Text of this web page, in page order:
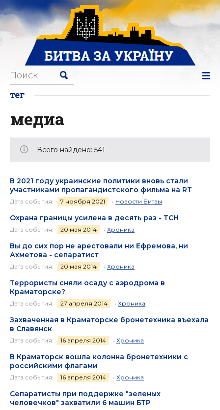
тег
медиа
Всего найдено: 541
В 2021 году украинские политики вновь стали
участниками пропагандистского фильма на RT
Дата события: 7 ноября 2021 • Новости Битвы
Охрана границы усилена в десять раз - ТСН
Дата события: 20 мая 2014 • Хроника
Вы до сих пор не арестовали ни Ефремова, ни
Ахметова - сепаратист
Дата события: 20 мая 2014 • Хроника
Террористы сняли осаду с аэродрома в
Краматорске?
Дата события: 27 апреля 2014 • Хроника
Захваченная в Краматорске бронетехника въехала
в Славянск
Дата события: 16 апреля 2014 • Хроника
В Краматорск вошла колонна бронетехники с
российскими флагами
Дата события: 16 апреля 2014 • Хроника
Сепаратисты при поддержке "зеленых
человечков" захватили 6 машин БТР